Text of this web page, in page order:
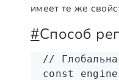
имеет те же
#Способ
//
const
engine